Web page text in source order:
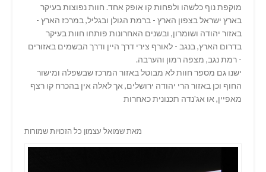
מוקפת נוף כלשהו ולפחות קו אופק אחד. חוות נפוצות בעיקר
בארץ ישראל בצפון הארץ - ברמת הגולן ובגליל, במרכז הארץ -
באזור יהודה ושומרון, ובשנים האחרונות פותחו חוות בעיקר
בדרום הארץ, בנגב - לאורף צירי דרך היין ודרך הבשמים באזורים
- רמת נגב, מצפה רמון והערבה.
ישנו גם מספר חוות לא מבוטל באזור המרכז שבשפלה ומישור
החוף וכן באזור הרי יהודה ירושלים, אך לאלה אין בהכרח קו רצף
מאפיין, או אג'נדה תכנונית כאחרות
מאת שמואל עצמון כל הזכויות שמורות